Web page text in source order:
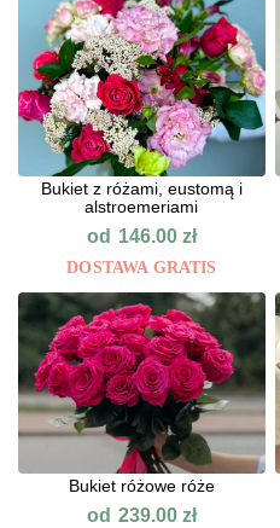
Bukiet z różami, eustomą i
alstroemeriami
od 146.00 zł
DOSTAWA GRATIS
Bukiet różowe róże
od 239.00 zł